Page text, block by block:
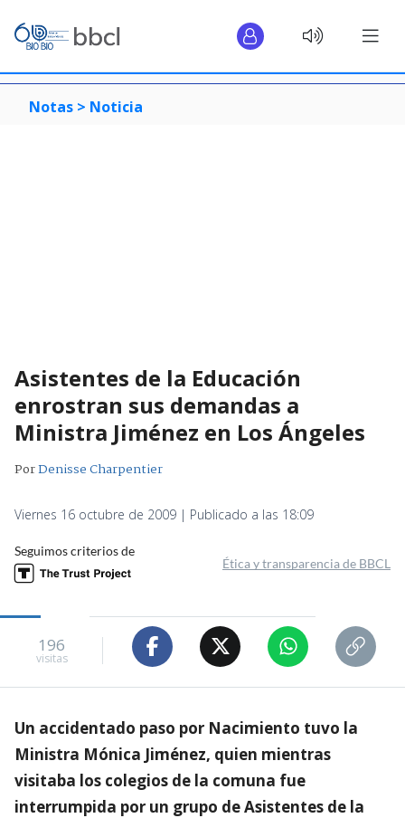
Notas > Noticia
Asistentes de la Educación
enrostran sus demandas a
Ministra Jiménez en Los Ángeles
PorDenisse Charpentier
Viernes 16 octubre de 2009 | Publicado a las 18:09
Seguimos criterios de
Ética y transparencia de BBCL
196
visitas
Un accidentado paso por Nacimiento tuvo la
Ministra Mónica Jiménez, quien mientras
visitaba los colegios de la comuna fue
interrumpida por un grupo de Asistentes de la